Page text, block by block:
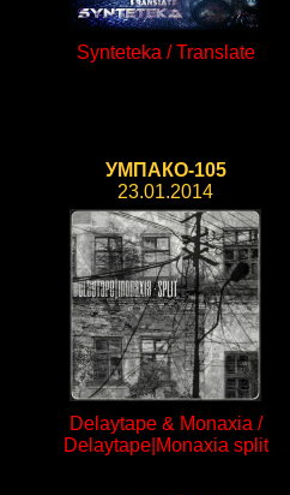
Synteteka / Translate
УМПАКО-105
23.01.2014
Delaytape & Monaxia /
Delaytape|Monaxia split